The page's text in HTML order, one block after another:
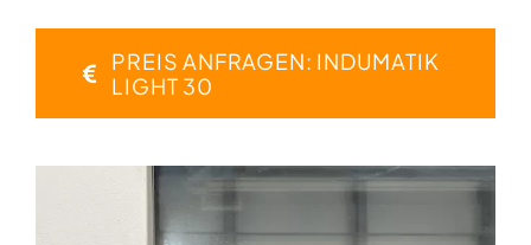
PREIS ANFRAGEN: INDUMATIK
LIGHT 30